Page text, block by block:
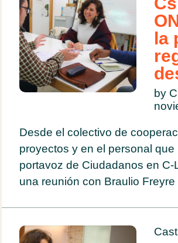
la
by
Desde el colectivo de
proyectos y en el personal
portavoz de Ciudadanos en
una reunión con Braulio